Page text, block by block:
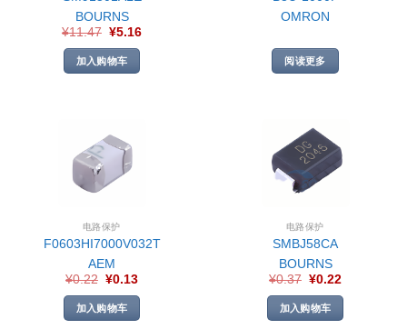
BOURNS
¥11.47 ¥5.16
加入购物车
OMRON
阅读更多
电路保护
F0603HI7000V032T
AEM
¥0.22 ¥0.13
加入购物车
电路保护
SMBJ58CA
BOURNS
¥0.37 ¥0.22
加入购物车